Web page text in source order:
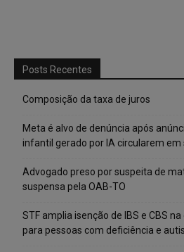
Posts Recentes
Composição da taxa de juros
Meta é alvo de denúncia após
infantil gerado por IA circularem
Advogado preso por suspeita de
suspensa pela OAB-TO
STF amplia isenção de IBS e CBS
para pessoas com deficiência e